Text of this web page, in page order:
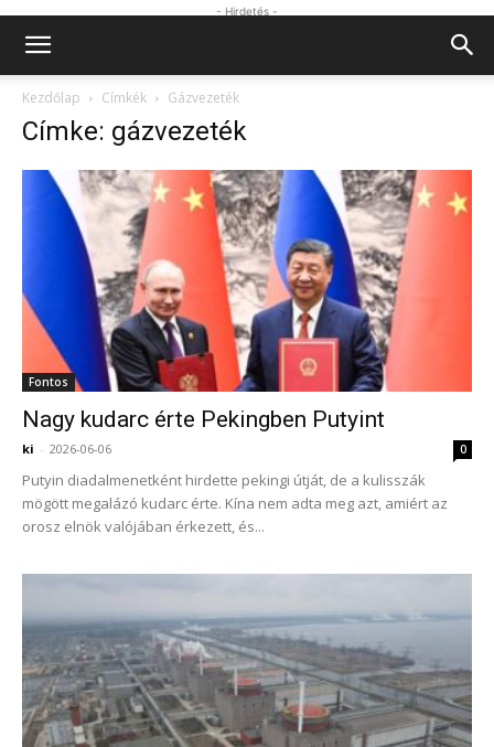
- Hirdetés -
Kezdőlap Címkék Gázvezeték
Címke: gázvezeték
Fontos
Nagy kudarc érte Pekingben Putyint
ki - 2026-06-06 0
Putyin diadalmenetként hirdette pekingi útját, de a kulisszák
mögött megalázó kudarc érte. Kína nem adta meg azt, amiért az
orosz elnök valójában érkezett, és...